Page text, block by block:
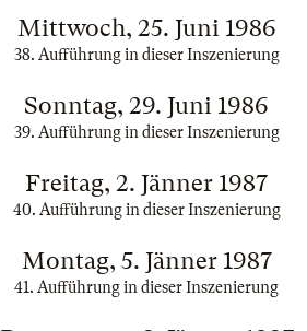
Mittwoch, 25. Juni 1986
38. Aufführung in dieser Inszenierung
Sonntag, 29. Juni 1986
39. Aufführung in dieser Inszenierung
Freitag, 2. Jänner 1987
40. Aufführung in dieser Inszenierung
Montag, 5. Jänner 1987
41. Aufführung in dieser Inszenierung